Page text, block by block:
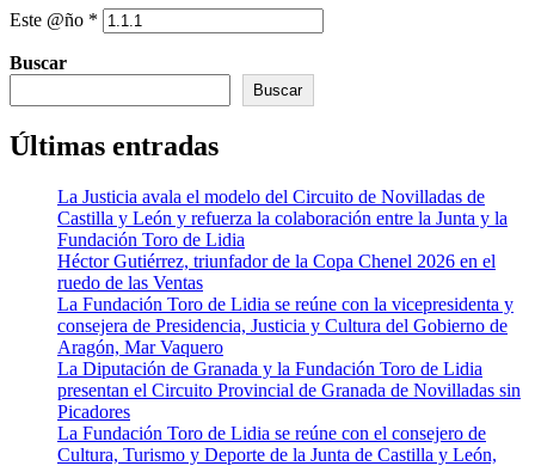
Este @ño *
Buscar
Buscar
Últimas entradas
La Justicia avala el modelo del Circuito de Novilladas de
Castilla y León y refuerza la colaboración entre la Junta y la
Fundación Toro de Lidia
Héctor Gutiérrez, triunfador de la Copa Chenel 2026 en el
ruedo de las Ventas
La Fundación Toro de Lidia se reúne con la vicepresidenta y
consejera de Presidencia, Justicia y Cultura del Gobierno de
Aragón, Mar Vaquero
La Diputación de Granada y la Fundación Toro de Lidia
presentan el Circuito Provincial de Granada de Novilladas sin
Picadores
La Fundación Toro de Lidia se reúne con el consejero de
Cultura, Turismo y Deporte de la Junta de Castilla y León,